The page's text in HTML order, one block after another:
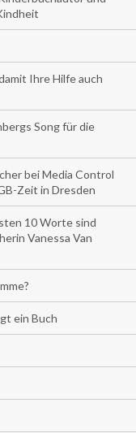
Ihre Hilfe auch
Song für die
bei Media Control
Zeit in Dresden
10 Worte sind
Vanessa Van
ein Buch